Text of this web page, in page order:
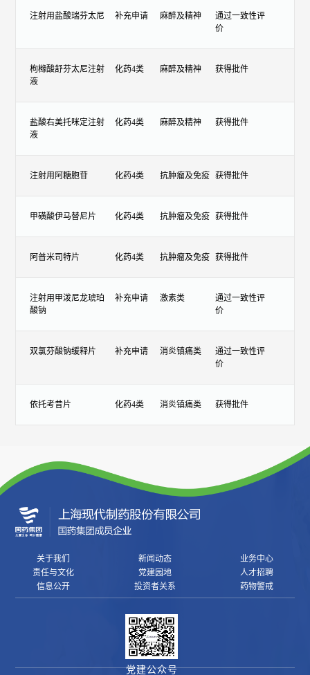
注射用盐酸瑞芬太尼 补充申请 麻醉及精神
通过一致性评
价
枸橼酸舒芬太尼注射
液
化药4类 麻醉及精神 获得批件
盐酸右美托咪定注射
液
化药4类 麻醉及精神 获得批件
注射用阿糖胞苷 化药4类 抗肿瘤及免疫 获得批件
甲磺酸伊马替尼片 化药4类 抗肿瘤及免疫 获得批件
阿普米司特片 化药4类 抗肿瘤及免疫 获得批件
注射用甲泼尼龙琥珀
酸钠
补充申请 激素类
通过一致性评
价
双氯芬酸钠缓释片 补充申请 消炎镇痛类
通过一致性评
价
依托考昔片 化药4类 消炎镇痛类 获得批件
关于我们 新闻动态
业务中心
责任与文化
党建园地
人才招聘
信息公开
投资者关系 药物警戒
党建公众号